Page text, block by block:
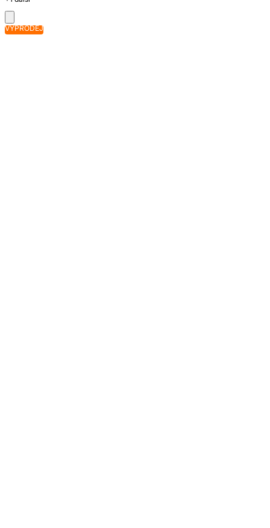
VÝPRODEJ